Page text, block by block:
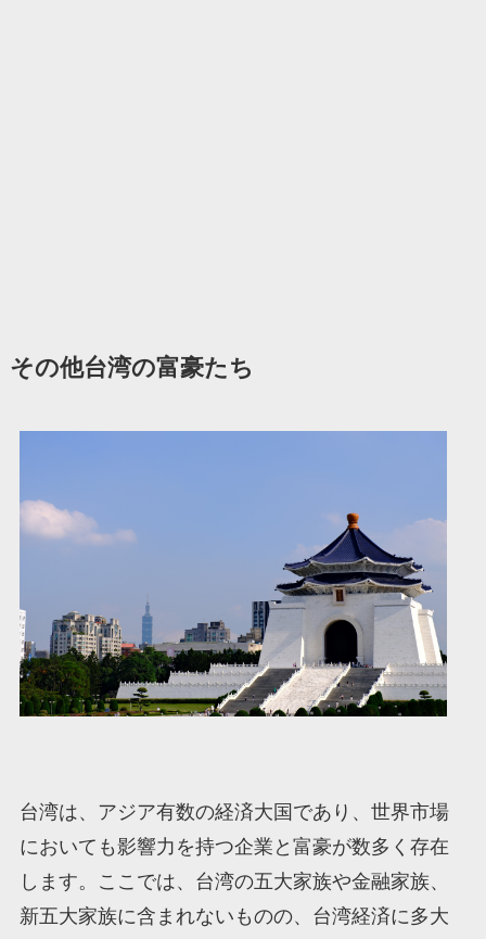
その他台湾の富豪たち
台湾は、アジア有数の経済大国であり、世界市場
においても影響力を持つ企業と富豪が数多く存在
します。ここでは、台湾の五大家族や金融家族、
新五大家族に含まれないものの、台湾経済に多大